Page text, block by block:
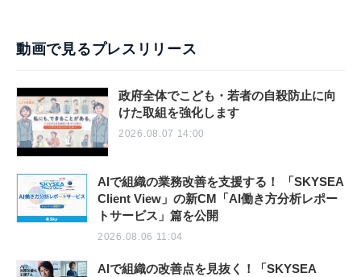
動画で見るプレスリリース
政府全体でこども・若者の自殺防止に向
けた取組を強化します
2026.08.07 14:00
AIで組織の業務改善を支援する！ 「SKYSEA
Client View」の新CM「AI働き方分析レポー
トサービス」篇を公開
2026.08.06 11:04
AIで組織の改善点を見抜く！「SKYSEA